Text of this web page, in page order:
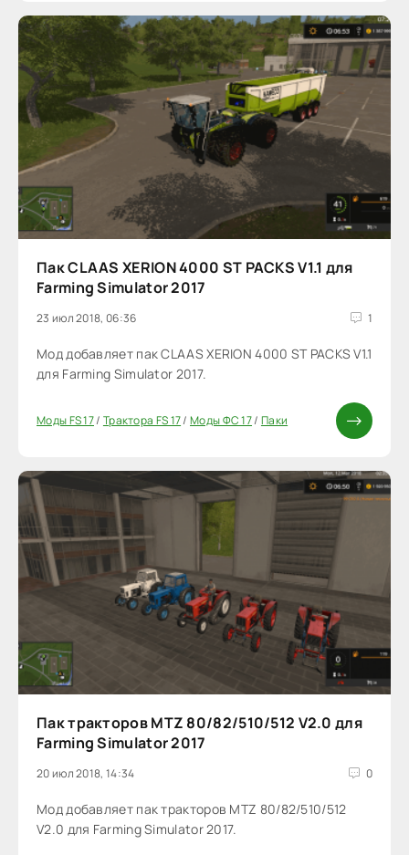
Пак CLAAS XERION 4000 ST PACKS V1.1 для
Farming Simulator 2017
23 июл 2018, 06:36 1
Мод добавляет пак CLAAS XERION 4000 ST PACKS V1.1
для Farming Simulator 2017.
Моды FS 17/ Трактора FS 17/Моды ФС 17/ Паки
Пак тракторов MTZ 80/82/510/512 V2.0 для
Farming Simulator 2017
20 июл 2018, 14:34 0
Мод добавляет пак тракторов MTZ 80/82/510/512
V2.0 для Farming Simulator 2017.